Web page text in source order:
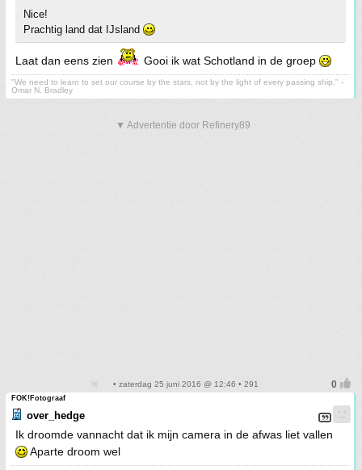
Nice!
Prachtig land dat IJsland
Laat dan eens zien Gooi ik wat Schotland in de groep
"We need to learn to set our course by the stars, not by the light of every passing ship." -
Omar N. Bradley
▼ Advertentie door Refinery89
• zaterdag 25 juni 2016 @ 12:46 • 291
FOK!Fotograaf
over_hedge
Ik droomde vannacht dat ik mijn camera in de afwas liet vallen
Aparte droom wel